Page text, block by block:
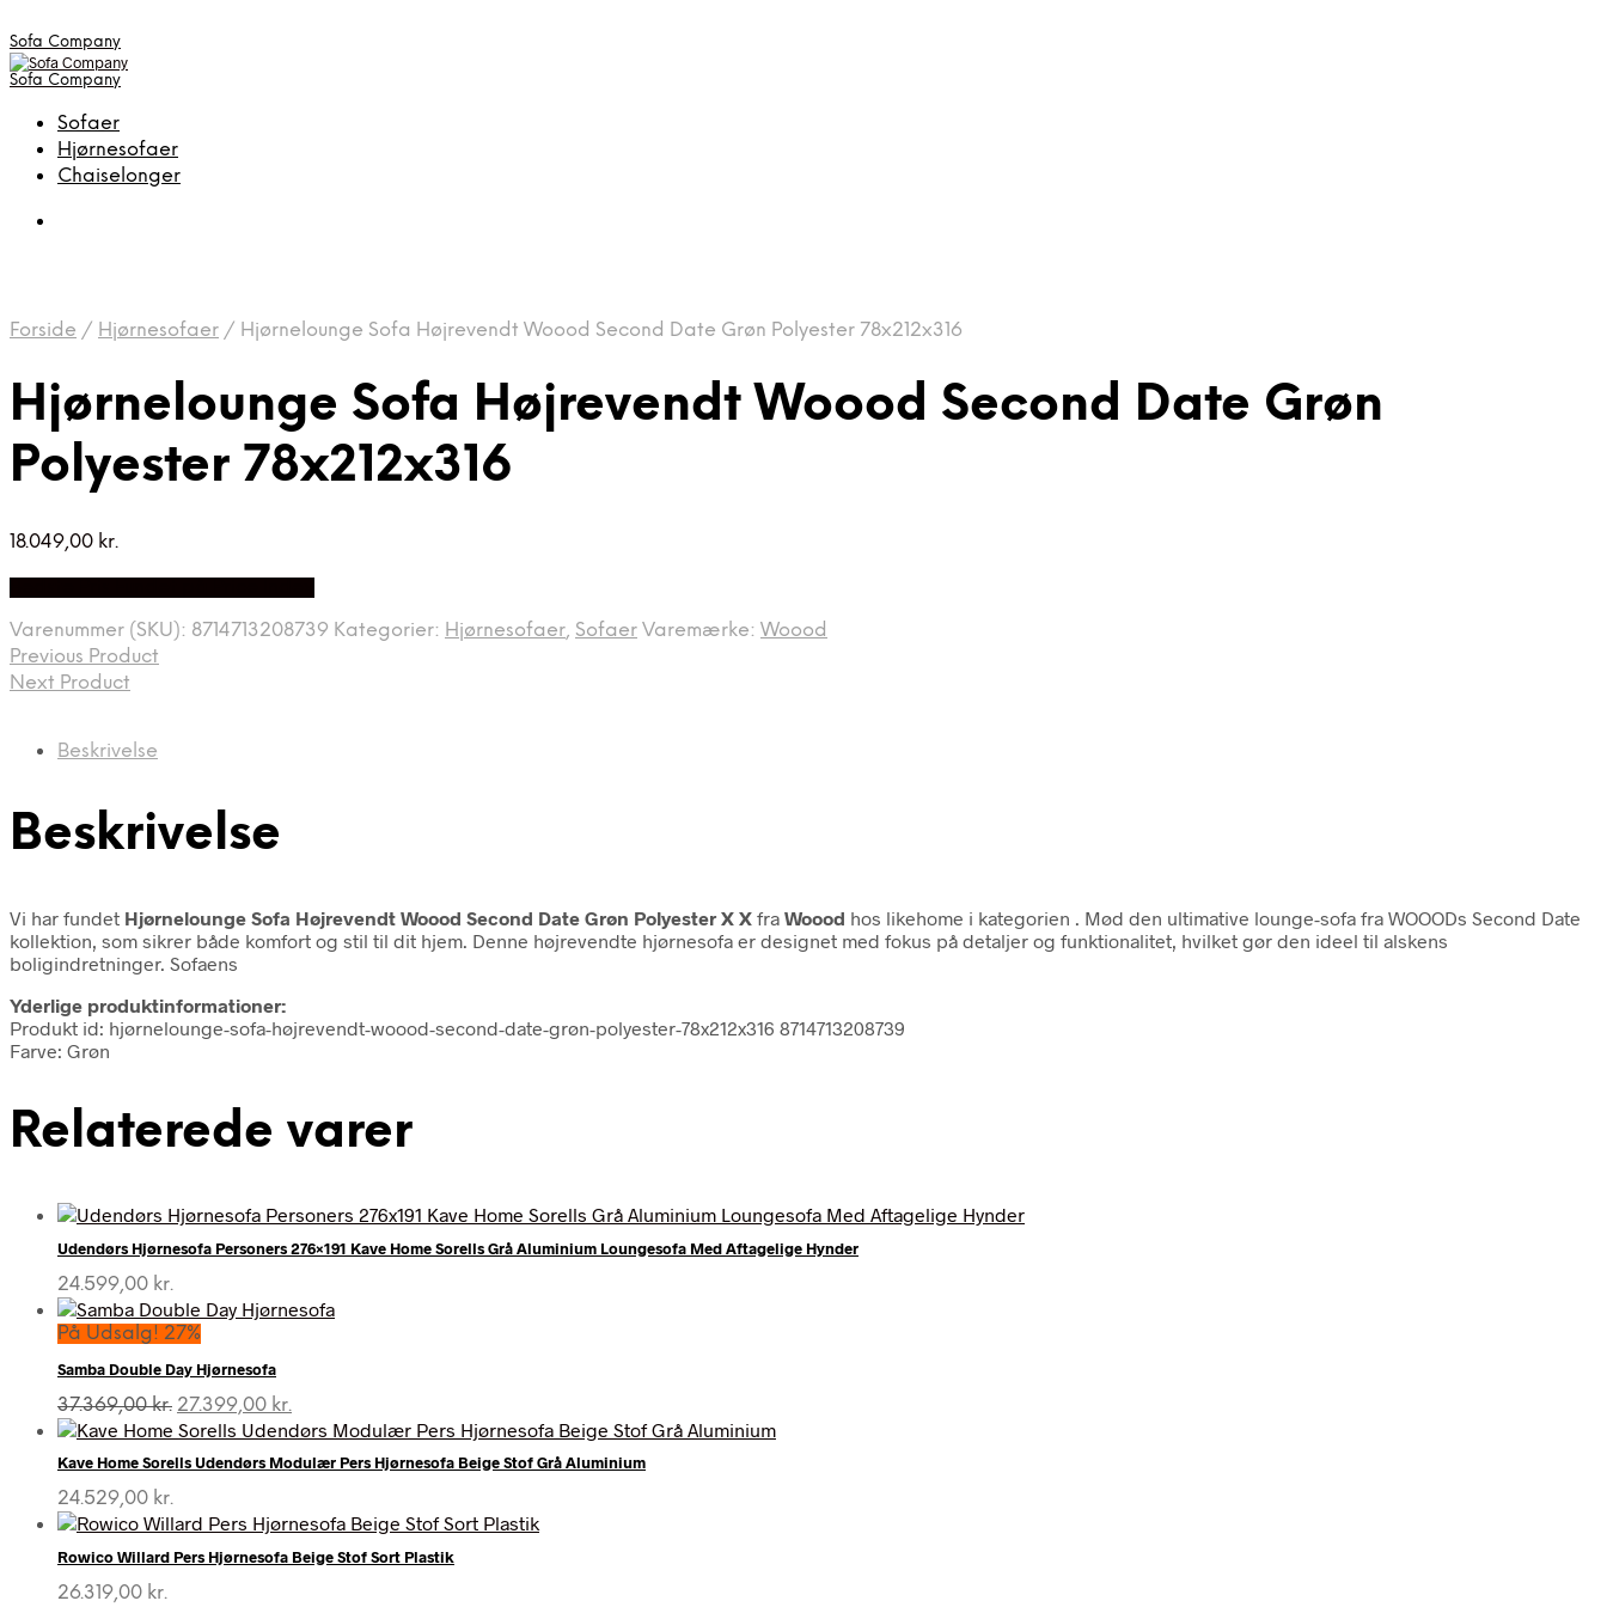
Sofa Company
Sofa Company
Sofaer
Hjørnesofaer
Chaiselonger
Forside / Hjørnesofaer / Hjørnelounge Sofa Højrevendt Woood Second Date Grøn Polyester 78x212x316
Hjørnelounge Sofa Højrevendt Woood Second Date Grøn
Polyester 78x212x316
18.049,00 kr.
Varenummer (SKU): 8714713208739 Kategorier: Hjørnesofaer, Sofaer Varemærke: Woood
Previous Product
Next Product
Beskrivelse
Beskrivelse
Vi har fundet Hjørnelounge Sofa Højrevendt Woood Second Date Grøn Polyester X X fra Woood hos likehome i kategorien
. Mød den ultimative lounge-sofa fra WOOODs Second Date
kollektion, som sikrer både komfort og stil til dit hjem. Denne højrevendte hjørnesofa er designet med fokus på detaljer og funktionalitet, hvilket gør den ideel til alskens
boligindretninger. Sofaens
Yderlige produktinformationer:
Produkt id: hjørnelounge-sofa-højrevendt-woood-second-date-grøn-polyester-78x212x316 8714713208739
Farve: Grøn
Relaterede varer
Udendørs Hjørnesofa Personers 276×191 Kave Home Sorells Grå Aluminium Loungesofa Med Aftagelige Hynder
24.599,00 kr.
På Udsalg! 27%
Samba Double Day Hjørnesofa
37.369,00kr. Den
oprindelige
var:
27.399,00 kr.
aktuelle
er:
Kave Home Sorells Udendørs Modulær Pers Hjørnesofa Beige Stof Grå Aluminium
24.529,00 kr.
Rowico Willard Pers Hjørnesofa Beige Stof Sort Plastik
26.319,00 kr.